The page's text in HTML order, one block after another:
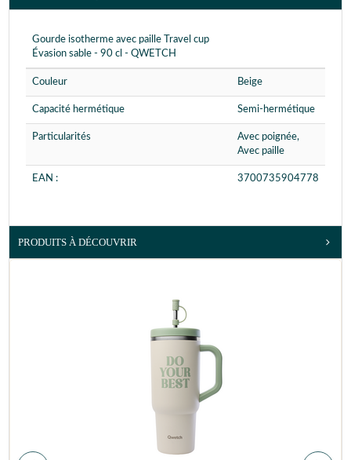
Gourde isotherme avec paille Travel cup
Évasion sable - 90 cl - QWETCH
Couleur Beige
Capacité hermétique Semi-hermétique
Particularités
Avec poignée,
Avec paille
EAN : 3700735904778
PRODUITS À DÉCOUVRIR